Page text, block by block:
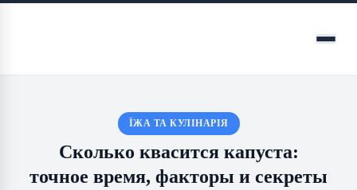
Меню
ЇЖА ТА КУЛІНАРІЯ
Сколько квасится капуста:
точное время, факторы и секреты